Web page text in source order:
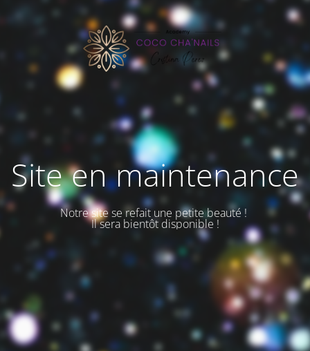
Site en maintenance
Notre site se refait une petite beauté !
Il sera bientôt disponible !